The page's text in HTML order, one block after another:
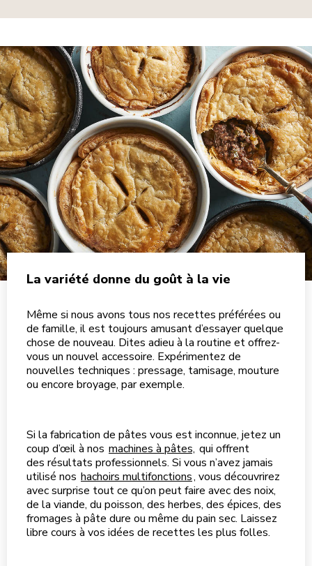
La variété donne du goût à la vie
Même si nous avons tous nos recettes préférées ou
de famille, il est toujours amusant d’essayer quelque
chose de nouveau. Dites adieu à la routine etoffrez-
vous un nouvel accessoire. Expérimentez de
nouvelles techniques : pressage, tamisage, mouture
ou encore broyage, par exemple.
Si la fabrication de pâtes vous est inconnue, jetez un
coup d’œil à nos machines à pâtes, qui offrent
des résultats professionnels. Si vous n’avez jamais
utilisé nos hachoirs multifonctions, vous découvrirez
avec surprise tout ce qu’on peut faire avec des noix,
de la viande, du poisson, des herbes, des épices, des
fromages à pâte dure ou même du pain sec. Laissez
libre cours à vos idées de recettes les plus folles.